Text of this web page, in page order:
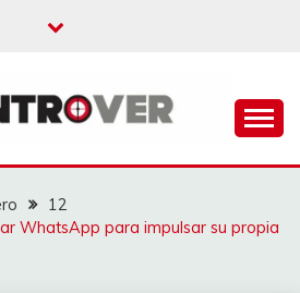
12
WhatsApp para impulsar su propia